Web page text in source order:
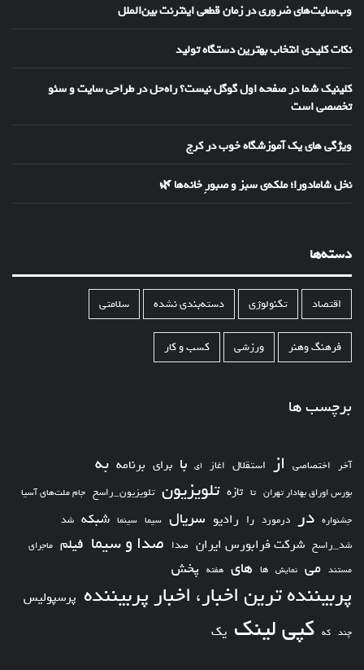
وب‌سایت‌های ضروری در زمان قطعی اینترنت بین‌الملل
نکات کلیدی انتخاب بهترین دستگاه تولید
کلینیک شما در صفحه اول گوگل نیست؟ راه‌حل در طراحی سایت و سئو
تخصصی است
ویژگی های یک آموزشگاه خوب در کرج
نخل شامادورا؛ ملکه‌ی سبز و صبورِ خانه‌ها 🌿
دسته‌ها
اقتصاد تکنولوژی دسته‌بندی نشده سلامتی
فرهنگ وهنر ورزشی کسب و کار
برچسب ها
آخر اختصاصی از استقلال اغاز ای با برای برنامه به
بورس اوراق بهادار تهران تا تازه تلویزیون تلویزیون_راسخ جام ملت‌های آسیا
جشنواره در درمورد را رادیو سریال سیما سینما شبکه شد
شد_راسخ شرکت فرابورس ایران صدا صدا و سیما فیلم ماجرای
مستند می نمایش ها های هفته پخش
پربیننده ترین اخبار، اخبار پربیننده پرسپولیس
چند که کپی لینک یک